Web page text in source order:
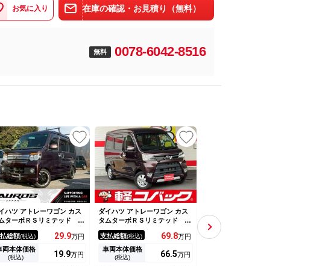
お気に入り 在庫の確認・お見積り（無料）
無料 0078-6042-8516
ハツ アトレーワゴン カス
ターボＲＳリミテッド ユ
ー買取車 ナビ 片側電動
ースライドドア バックカ
ラ ＴＶ 社外１５インチア
ミホイール オートエアコ
総額(税込) 29.9万円
両本体価格
(税込) 19.9万円
ダイハツ アトレーワゴン カス
タムターボＲＳリミテッド Ｓ
ＡＩＩＩ 電動スライド ナビ
ＴＶ Ｂｌｕｅｔｏｏｔｈ １
オーナー ＬＥＤ ＥＴＣ 衝
突軽減ブレーキ ＤＶＤ再生
支払総額(税込) 69.8万円
車両本体価格
(税込) 66.5万円
タムターボＲＳリミテッド Ｓ
ＡＩＩＩ 走行７１９４４キ
ロ １年保証・走行距離無制
支払総額